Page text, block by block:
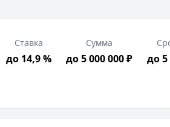
о доходах
дохода, Возраст от 18 лет
Ставка
до 14,9 %
Сумма
до 5 000 000 ₽ до 5